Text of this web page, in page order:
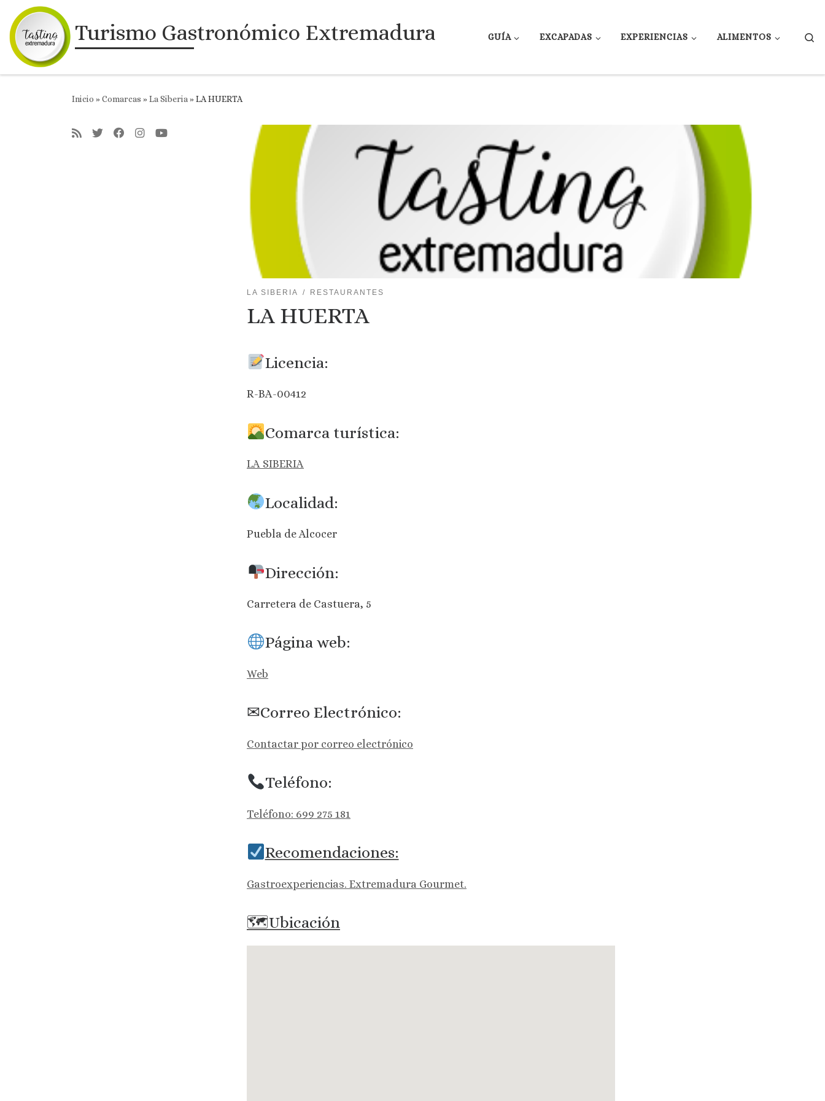
Saltar al contenido
Turismo Gastronómico Extremadura GUÍA EXCAPADAS EXPERIENCIAS ALIMENTOS
Inicio »Comarcas »La Siberia»LA HUERTA
LA SIBERIA RESTAURANTES
LA HUERTA
Licencia:
R-BA-00412
Comarca turística:
LA SIBERIA
Localidad:
Puebla de Alcocer
Dirección:
Carretera de Castuera, 5
Página web:
Web
✉Correo Electrónico:
Contactar por correo electrónico
Teléfono:
Teléfono: 699 275 181
Recomendaciones:
Gastroexperiencias. Extremadura Gourmet.
🗺Ubicación